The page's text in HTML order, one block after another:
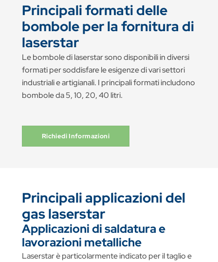
Principali formati delle
bombole per la fornitura di
laserstar
Le bombole di laserstar sono disponibili in diversi
formati per soddisfare le esigenze di vari settori
industriali e artigianali. I principali formati includono
bombole da 5, 10, 20, 40 litri.
Richiedi Informazioni
Principali applicazioni del
gas laserstar
Applicazioni di saldatura e
lavorazioni metalliche
Laserstar è particolarmente indicato per il taglio e